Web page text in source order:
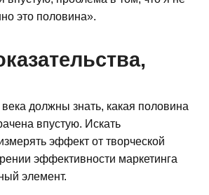
это половина».
должны знать, какая половина
впустую. Искать
эффект от творческой
эффективности маркетинга
элемент.